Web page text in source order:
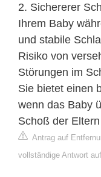
2. Sichererer
Ihrem Baby
und stabile
Risiko von
Störungen im
Sie bietet einen
wenn das Baby
Schoß der
Antrag auf
vollständige Antwort